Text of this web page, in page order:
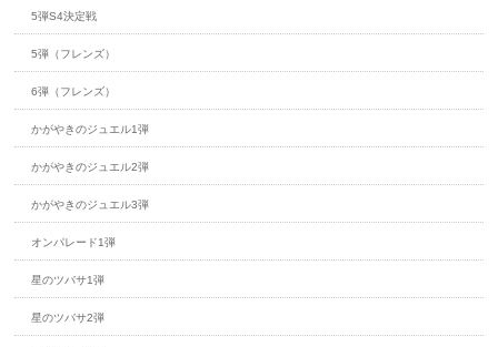
5弾S4決定戦
5弾（フレンズ）
6弾（フレンズ）
かがやきのジュエル1弾
かがやきのジュエル2弾
かがやきのジュエル3弾
オンパレード1弾
星のツバサ1弾
星のツバサ2弾